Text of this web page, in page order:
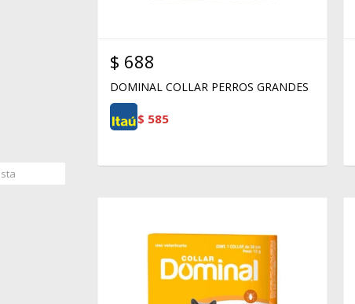
$ 688
DOMINAL COLLAR PERROS GRANDES
$ 585